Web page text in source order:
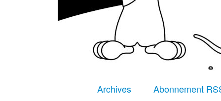
Archives Abonnement